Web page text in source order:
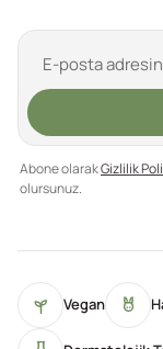
Abone olarakGizlilik
olursunuz.
Vegan